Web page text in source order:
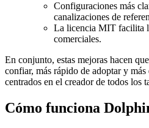
Configuraciones más
canalizaciones de
La licencia MIT facilita
comerciales.
En conjunto, estas mejoras hacen
confiar, más rápido de adoptar y
centrados en el creador de todos los
Cómo funciona